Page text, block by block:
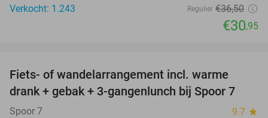
Verkocht: 1.243
Regulier €36,50
€30,95
Fiets- of wandelarrangement incl. warme
drank + gebak + 3-gangenlunch bij Spoor 7
Spoor 7 9.7 star